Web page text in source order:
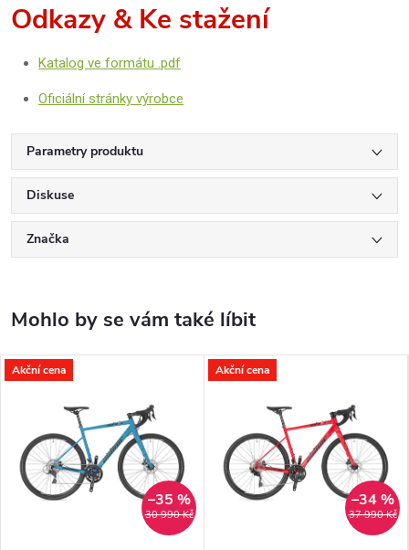
Odkazy & Ke stažení
Katalog ve formátu .pdf
Oficiální stránky výrobce
Parametry produktu
Diskuse
Značka
Akční cena
30 990 Kč
–35 %
Akční cena
37 990 Kč
–34 %